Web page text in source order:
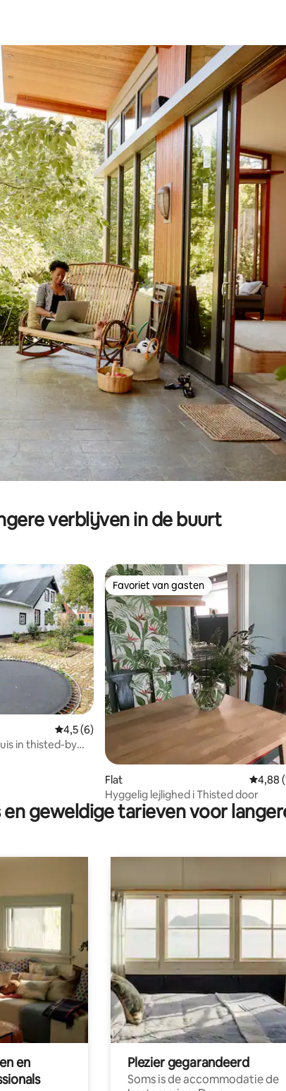
de pijltjestoetsen omhoog en omlaag, óf door te tikken of
verblijven in de buurt
5, 18 recensies
Gemiddelde beoordeling van 4,5 op 5, 6
4,5 (6)
in thisted-by
Favoriet van gasten
Favoriet van gasten
Flat
4,88
Hyggelig lejlighed i Thisted door
geweldige tarieven voor
en
Plezier gegarandeerd
Soms is de accommodatie de